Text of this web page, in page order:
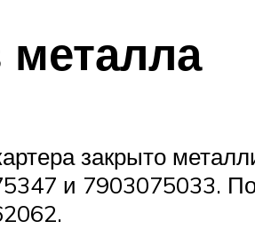
металла
закрыто
и 7903075033.